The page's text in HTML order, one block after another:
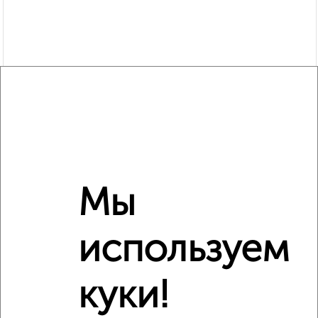
Рядом, с меньшей ценой
Недалеко от ЖК Наследие с ценой ниже
Мы
используем
куки!